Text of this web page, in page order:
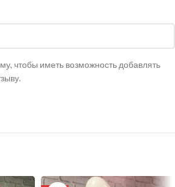
чтобы иметь возможность добавлять